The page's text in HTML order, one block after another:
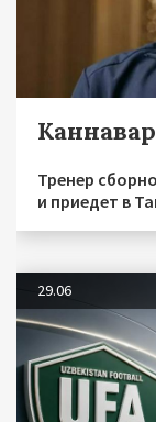
Тренер
и приедет в
29.06